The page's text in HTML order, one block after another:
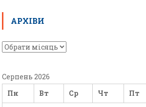
АРХІВИ
Серпень 2026
Пн
Вт Ср Чт Пт